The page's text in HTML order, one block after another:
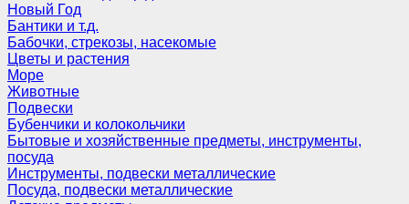
Новый Год
Бантики и т.д.
Бабочки, стрекозы, насекомые
Цветы и растения
Море
Животные
Подвески
Бубенчики и колокольчики
Бытовые и хозяйственные предметы, инструменты,
посуда
Инструменты, подвески металлические
Посуда, подвески металлические